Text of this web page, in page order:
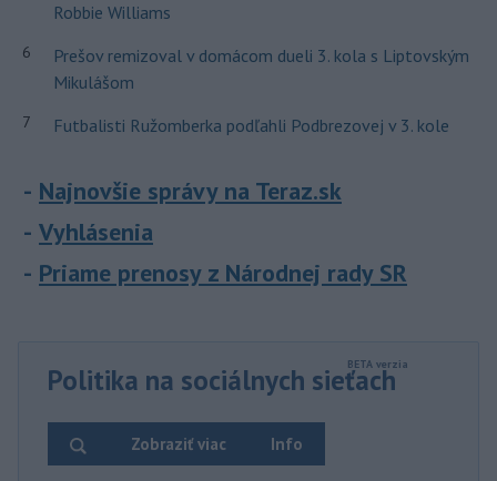
Robbie Williams
6
Prešov remizoval v domácom dueli 3. kola s Liptovským
Mikulášom
7 Futbalisti Ružomberka podľahli Podbrezovej v 3. kole
Najnovšie správy na Teraz.sk
Vyhlásenia
Priame prenosy z Národnej rady SR
Politika na sociálnych sieťach
Info
Zobraziť viac